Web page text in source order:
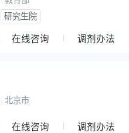
研究生院
在线咨询 调剂办法
北京市
在线咨询 调剂办法